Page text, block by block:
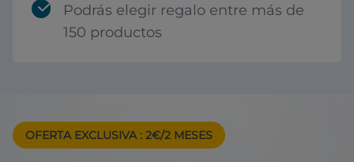
Podrás elegir regalo entre más de
150 productos
OFERTA EXCLUSIVA : 2€/2 MESES